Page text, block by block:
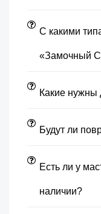
С какими
«Замочный
Какие нужны
Будут ли
Есть ли у
наличии?